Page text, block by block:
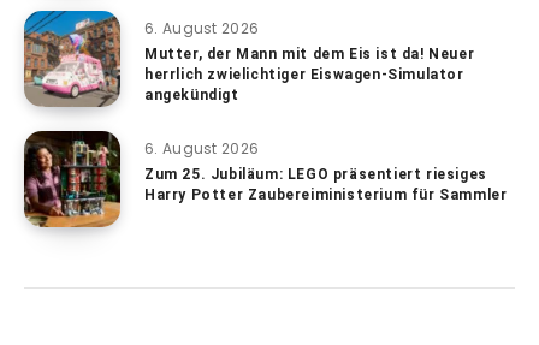
6. August 2026
Mutter, der Mann mit dem Eis ist da! Neuer
herrlich zwielichtiger Eiswagen-Simulator
angekündigt
6. August 2026
Zum 25. Jubiläum: LEGO präsentiert riesiges
Harry Potter Zaubereiministerium für Sammler